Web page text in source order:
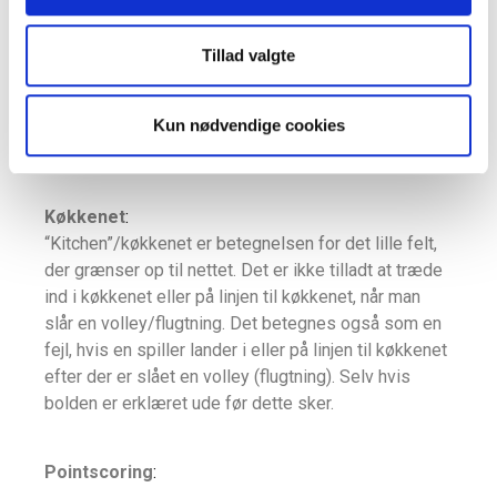
Tillad valgte
Kun nødvendige cookies
bolden hoppe en gang før den returneres. Ligeledes
Dette kaldes at spille i volley. Efter volden har
bouncet en gang på begge banehalvdele, er det
tilladt for begge hold at ramme bolden, uden den har
Køkkenet:
“Kitchen”/køkkenet er betegnelsen for det lille felt,
der grænser op til nettet. Det er ikke tilladt at træde
ind i køkkenet eller på linjen til køkkenet, når man
slår en volley/flugtning. Det betegnes også som en
fejl, hvis en spiller lander i eller på linjen til køkkenet
efter der er slået en volley (flugtning). Selv hvis
bolden er erklæret ude før dette sker.
Pointscoring: